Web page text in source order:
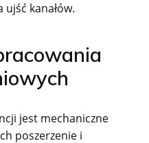
kanałów.
jest mechaniczne
poszerzenie i